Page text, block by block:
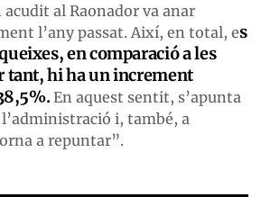
al Raonador va anar
l’any passat. Així, en total, es
en comparació a les
tant, hi ha un increment
En aquest sentit, s’apunta
i, també, a
a repuntar”.